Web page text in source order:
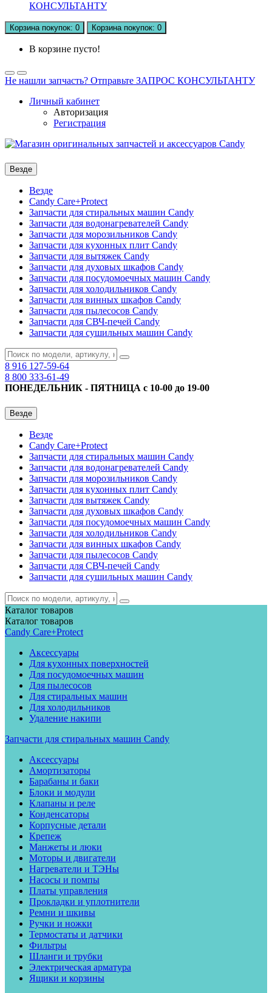
КОНСУЛЬТАНТУ
Корзинапокупок: 0 Корзинапокупок: 0
В корзине пусто!
Не нашли запчасть? Отправьте ЗАПРОС КОНСУЛЬТАНТУ
Личный кабинет
Авторизация
Регистрация
Везде
Везде
Candy Care+Protect
Запчасти для стиральных машин Candy
Запчасти для водонагревателей Candy
Запчасти для морозильников Candy
Запчасти для кухонных плит Candy
Запчасти для вытяжек Candy
Запчасти для духовых шкафов Candy
Запчасти для посудомоечных машин Candy
Запчасти для холодильников Candy
Запчасти для винных шкафов Candy
Запчасти для пылесосов Candy
Запчасти для СВЧ-печей Candy
Запчасти для сушильных машин Candy
8 916 127-59-64
8 800 333-61-49
ПОНЕДЕЛЬНИК - ПЯТНИЦА с 10-00 до 19-00
Везде
Везде
Candy Care+Protect
Запчасти для стиральных машин Candy
Запчасти для водонагревателей Candy
Запчасти для морозильников Candy
Запчасти для кухонных плит Candy
Запчасти для вытяжек Candy
Запчасти для духовых шкафов Candy
Запчасти для посудомоечных машин Candy
Запчасти для холодильников Candy
Запчасти для винных шкафов Candy
Запчасти для пылесосов Candy
Запчасти для СВЧ-печей Candy
Запчасти для сушильных машин Candy
Каталог товаров
Каталог товаров
Candy Care+Protect
Аксессуары
Для кухонных поверхностей
Для посудомоечных машин
Для пылесосов
Для стиральных машин
Для холодильников
Удаление накипи
Запчасти для стиральных машин Candy
Аксессуары
Амортизаторы
Барабаны и баки
Блоки и модули
Клапаны и реле
Конденсаторы
Корпусные детали
Крепеж
Манжеты и люки
Моторы и двигатели
Нагреватели и ТЭНы
Насосы и помпы
Платы управления
Прокладки и уплотнители
Ремни и шкивы
Ручки и ножки
Термостаты и датчики
Фильтры
Шланги и трубки
Электрическая арматура
Ящики и корзины